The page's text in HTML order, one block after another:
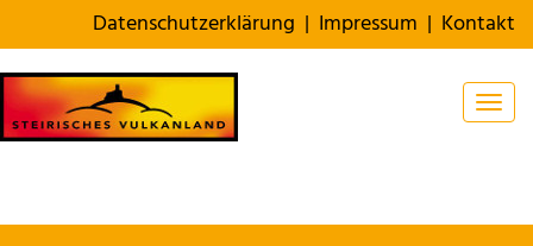
Datenschutzerklärung | Impressum | Kontakt